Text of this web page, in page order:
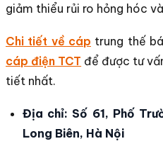
giảm thiểu rủi ro hỏng hóc
Chi tiết về cáp trung thế
cáp điện TCT để được tư
tiết nhất.
Địa chỉ: Số 61, Phố
Long Biên, Hà Nội